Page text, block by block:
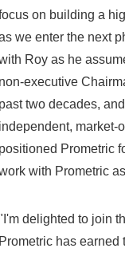
on building a
we enter the next
Roy as he
non-executive
past two decades,
independent, market-
positioned Prometric
with Prometric
delighted to join
Prometric has